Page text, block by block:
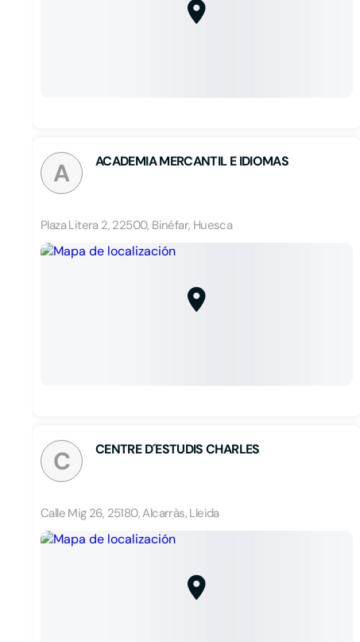
A ACADEMIA MERCANTIL E IDIOMAS
Plaza Litera 2, 22500, Binéfar, Huesca
C CENTRE D´ESTUDIS CHARLES
Calle Mig 26, 25180, Alcarràs, Lleida